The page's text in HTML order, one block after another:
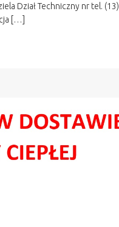
Dział Techniczny nr tel. (13)
[…]